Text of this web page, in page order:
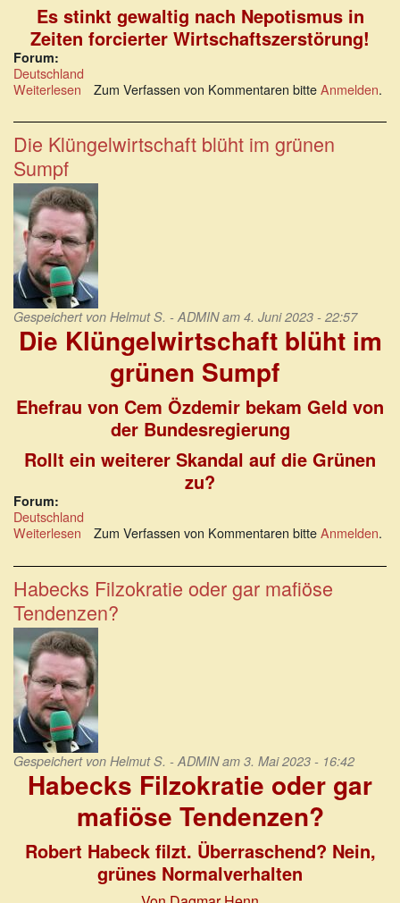
Es stinkt gewaltig nach Nepotismus in
Zeiten forcierter Wirtschaftszerstörung!
Forum:
Deutschland
Weiterlesen über
schafft
bisher
1710
Beamtenstellen
Zum Verfassen von Kommentaren bitteAnmelden.
Die Klüngelwirtschaft blüht im grünen
Sumpf
Gespeichert von Helmut S. - ADMINam 4. Juni 2023 - 22:57
Die Klüngelwirtschaft blüht im
grünen Sumpf
Ehefrau von Cem Özdemir bekam Geld von
der Bundesregierung
Rollt ein weiterer Skandal auf die Grünen
zu?
Forum:
Deutschland
Weiterlesen über
Klüngelwirtschaft
blüht
im
grünen
Sumpf
Zum Verfassen von Kommentaren bitteAnmelden.
Habecks Filzokratie oder gar mafiöse
Tendenzen?
Gespeichert von Helmut S. - ADMINam 3. Mai 2023 - 16:42
Habecks Filzokratie oder gar
mafiöse Tendenzen?
Robert Habeck filzt. Überraschend? Nein,
grünes Normalverhalten